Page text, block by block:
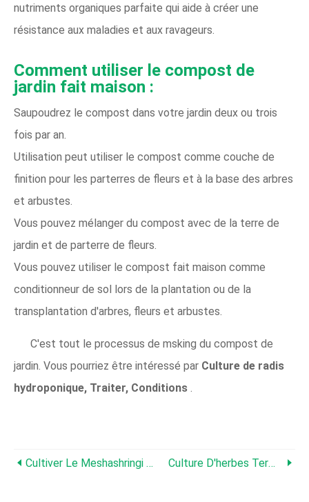
nutriments organiques parfaite qui aide à créer une
résistance aux maladies et aux ravageurs.
Comment utiliser le compost de
jardin fait maison :
Saupoudrez le compost dans votre jardin deux ou trois
fois par an.
Utilisation peut utiliser le compost comme couche de
finition pour les parterres de fleurs et à la base des arbres
et arbustes.
Vous pouvez mélanger du compost avec de la terre de
jardin et de parterre de fleurs.
Vous pouvez utiliser le compost fait maison comme
conditionneur de sol lors de la plantation ou de la
transplantation d'arbres, fleurs et arbustes.
C'est tout le processus de msking du compost de
jardin. Vous pourriez être intéressé par Culture de radis
hydroponique, Traiter, Conditions .
Cultiver Le Meshashringi (Gymnema Sylvestre) Culture D'herbes Terminalia Arjuna, Méthodes De Culture